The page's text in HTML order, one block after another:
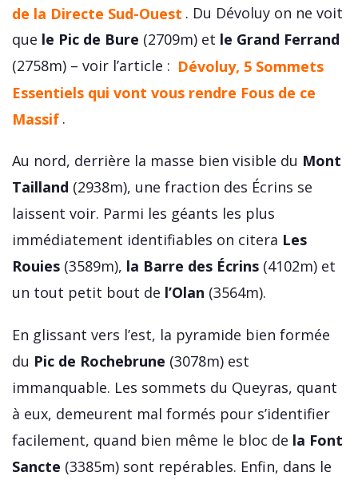
de la Directe Sud-Ouest . Du Dévoluy on ne voit
que le Pic de Bure (2709m) et le Grand Ferrand
(2758m) – voir l’article : Dévoluy, 5 Sommets
Essentiels qui vont vous rendre Fous de ce
Massif .
Au nord, derrière la masse bien visible du Mont
Tailland (2938m), une fraction des Écrins se
laissent voir. Parmi les géants les plus
immédiatement identifiables on citera Les
Rouies (3589m), la Barre des Écrins (4102m) et
un tout petit bout de l’Olan (3564m).
En glissant vers l’est, la pyramide bien formée
du Pic de Rochebrune (3078m) est
immanquable. Les sommets du Queyras, quant
à eux, demeurent mal formés pour s’identifier
facilement, quand bien même le bloc de la Font
Sancte (3385m) sont repérables. Enfin, dans le